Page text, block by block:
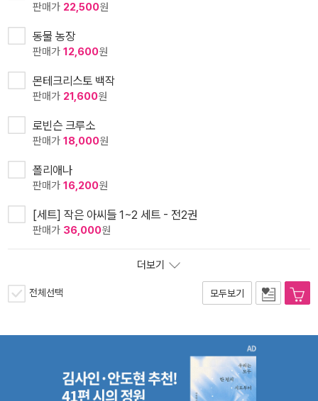
판매가 22,500원
동물 농장
판매가 12,600원
몬테크리스토 백작
판매가 21,600원
로빈슨 크루소
판매가 18,000원
폴리애나
판매가 16,200원
[세트] 작은 아씨들 1~2 세트 - 전2권
판매가 36,000원
더보기
전체선택 모두보기